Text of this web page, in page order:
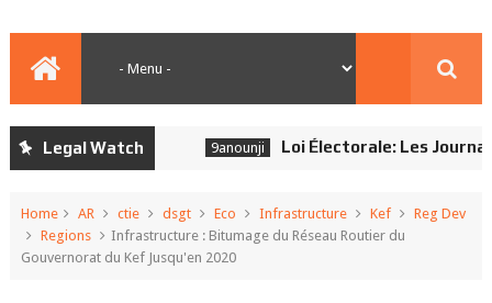
Legal Watch 9anounji Loi Électorale: Les
Home AR ctie dsgt Eco Infrastructure Kef
Reg Dev
Regions
Infrastructure : Bitumage du Réseau Routier du
Gouvernorat du Kef Jusqu'en 2020